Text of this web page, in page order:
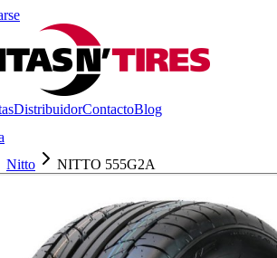
DistribuidorContactoBlog
Nitto NITTO 555G2A